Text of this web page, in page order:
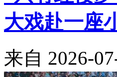
大戏赴一座
来自 2026-